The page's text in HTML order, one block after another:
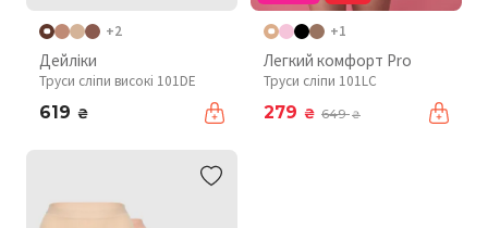
+2
Дейліки
Труси сліпи високі 101DE
619 ₴
+1
Легкий комфорт Pro
Труси сліпи 101LC
279 ₴ 649₴